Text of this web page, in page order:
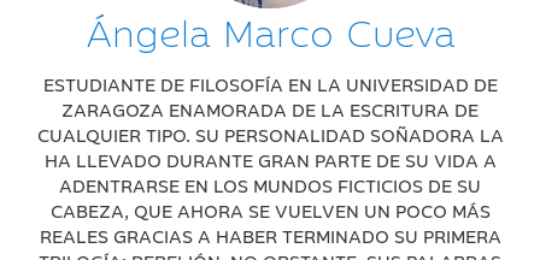
Ángela Marco Cueva
ESTUDIANTE DE FILOSOFÍA EN LA UNIVERSIDAD DE
ZARAGOZA ENAMORADA DE LA ESCRITURA DE
CUALQUIER TIPO. SU PERSONALIDAD SOÑADORA LA
HA LLEVADO DURANTE GRAN PARTE DE SU VIDA A
ADENTRARSE EN LOS MUNDOS FICTICIOS DE SU
CABEZA, QUE AHORA SE VUELVEN UN POCO MÁS
REALES GRACIAS A HABER TERMINADO SU PRIMERA